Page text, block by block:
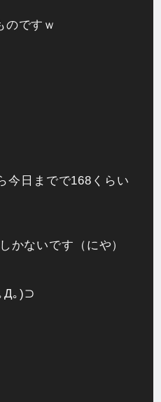
のですｗ
今日までで168くらい
かないです（にや）
Д｡)⊃